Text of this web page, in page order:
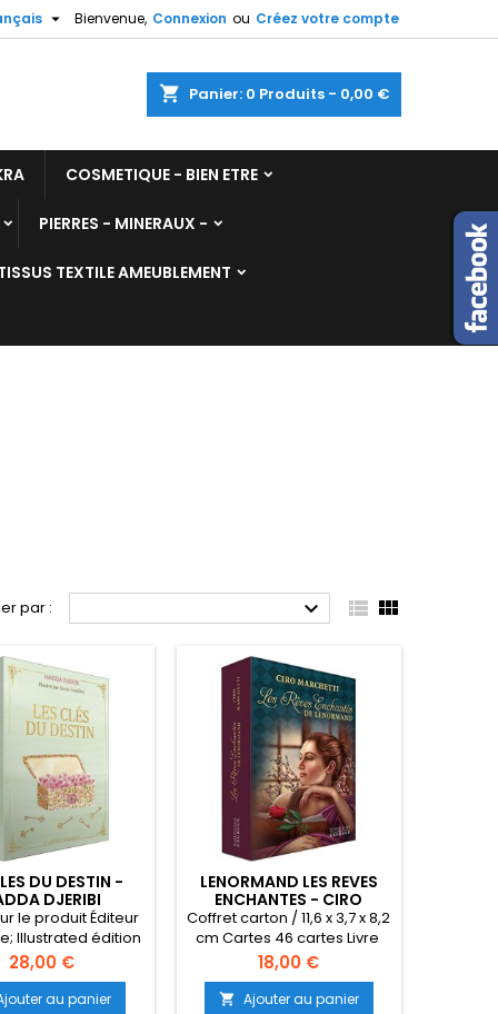
Bienvenue, Connexion ou Créez votre compte

shopping_cart Panier: 0 Produits - 0,00 €
COSMETIQUE - BIEN ETRE
PIERRES - MINERAUX -
TEXTILE AMEUBLEMENT
par :   
DU DESTIN -
DJERIBI
le produit Éditeur
Illustrated édition
2023) Langue ‏ :
: ‎ 232 pages
Prix
28,00 €
au panier
LENORMAND LES REVES
ENCHANTES - CIRO
MARCHETTI
Coffret carton / 11,6 x 3,7 x 8,2
cm Cartes 46 cartes Livre
96 pages en Français
Prix
18,00 €
 Ajouter au panier